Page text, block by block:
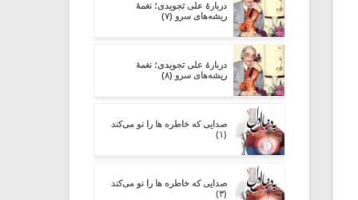
دربارۀ علی تجویدی؛ نغمۀ
ریشه‌های سرو (۷)
دربارۀ علی تجویدی؛ نغمۀ
ریشه‌های سرو (۸)
صدایی که خاطره ها را نو می‌کند
(۱)
صدایی که خاطره ها را نو می‌کند
(۳)